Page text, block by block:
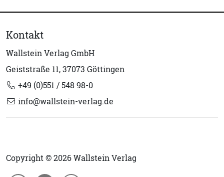
Kontakt
Wallstein Verlag GmbH
Geiststraße 11, 37073 Göttingen
+49 (0)551 / 548 98-0
info@wallstein-verlag.de
Copyright © 2026 Wallstein Verlag